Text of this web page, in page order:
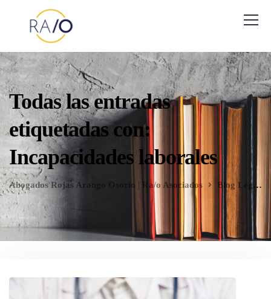
Todas las entradas
etiquetadas con:
Incapacidades laborales
Abogados Rojas Arango Osorio | Ra/o Asociados Blog Legal